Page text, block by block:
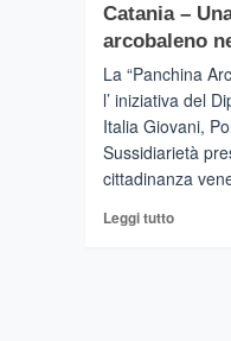
Catania –
arcobaleno
La “Panchina
l’ iniziativa del
Italia Giovani,
Sussidiarietà
cittadinanza
Leggi tuttoLeggi